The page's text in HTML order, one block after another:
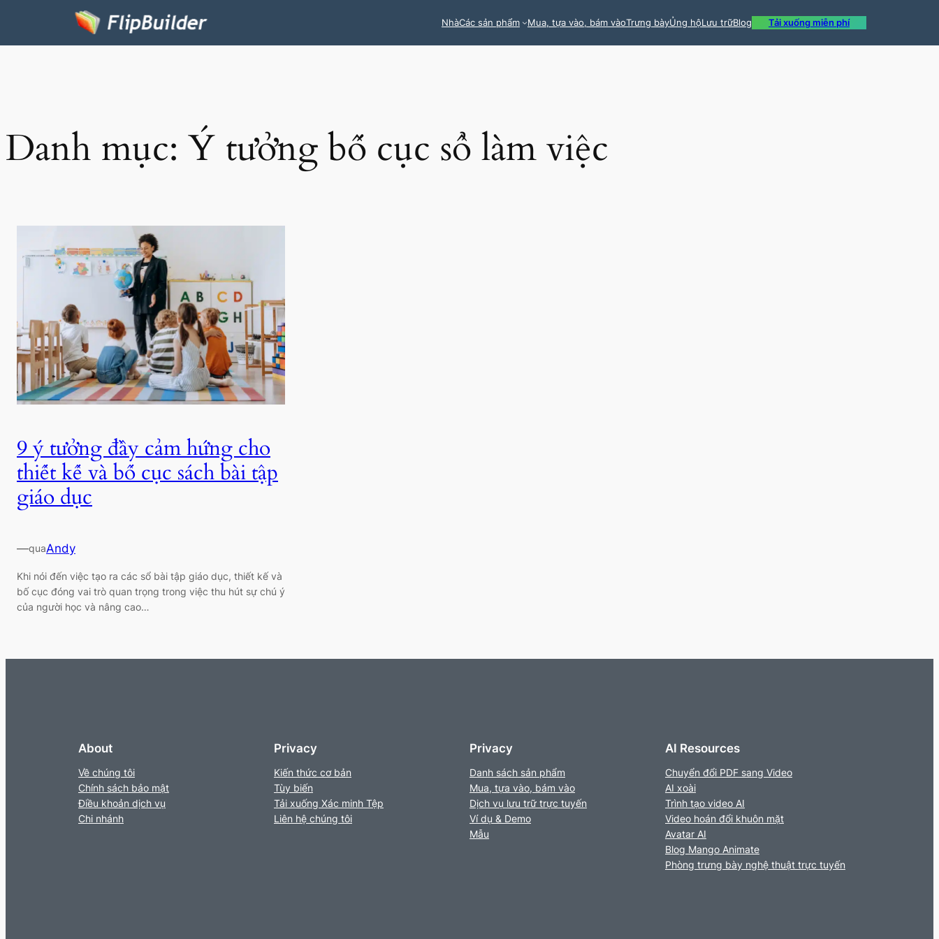
NhàCác sản phẩm Mua, tựa vào, bám vàoTrưng bàyỦng hộLưu trữBlog Tải xuống miễn phí
Danh mục: Ý tưởng bố cục sổ làm việc
9 ý tưởng đầy cảm hứng cho
thiết kế và bố cục sách bài tập
giáo dục
—quaAndy
Khi nói đến việc tạo ra các sổ bài tập giáo dục, thiết kế và
bố cục đóng vai trò quan trọng trong việc thu hút sự chú ý
của người học và nâng cao…
About
Về chúng tôi
Chính sách bảo mật
Điều khoản dịch vụ
Chi nhánh
Privacy
Kiến thức cơ bản
Tùy biến
Tải xuống Xác minh Tệp
Liên hệ chúng tôi
Privacy
Danh sách sản phẩm
Mua, tựa vào, bám vào
Dịch vụ lưu trữ trực tuyến
Ví dụ & Demo
Mẫu
AI Resources
Chuyển đổi PDF sang Video
AI xoài
Trình tạo video AI
Video hoán đổi khuôn mặt
Avatar AI
Blog Mango Animate
Phòng trưng bày nghệ thuật trực tuyến